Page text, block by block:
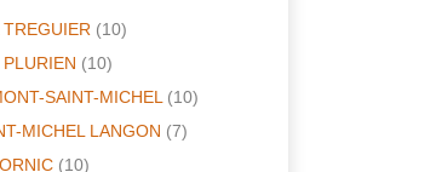
(10)
(10)
SAINT-MICHEL (10)
MICHEL LANGON (7)
(10)